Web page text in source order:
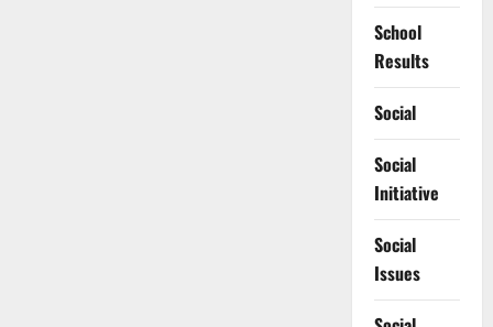
School
Results
Social
Social
Initiative
Social
Issues